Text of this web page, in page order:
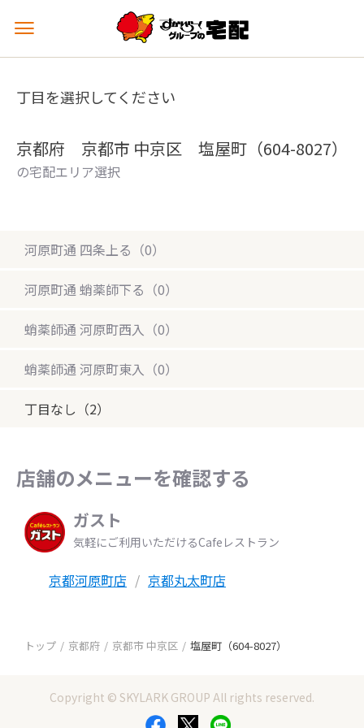
メ
ュ
を
丁目を選択してください
京都府 京都市 中京区 塩屋町（604-8027）
の宅配エリア選択
河原町通 四条上る（0）
河原町通 蛸薬師下る（0）
蛸薬師通 河原町西入（0）
蛸薬師通 河原町東入（0）
丁目なし（2）
店舗のメニューを確認する
ガスト
気軽にご利用いただけるCafeレストラン
京都河原町店 京都丸太町店
トップ 京都府 京都市 中京区 塩屋町（604-8027）
Copyright © SKYLARK GROUP All rights reserved.